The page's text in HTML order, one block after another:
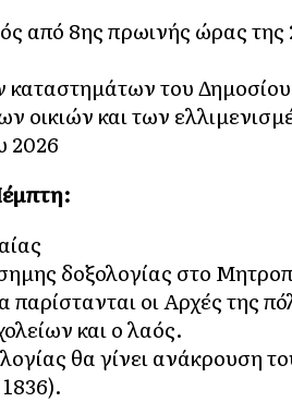
από 8ης πρωινής ώρας της
του
οικιών και των
2026
δοξολογίας στο
οι Αρχές της
και ο λαός.
θα γίνει ανάκρουση